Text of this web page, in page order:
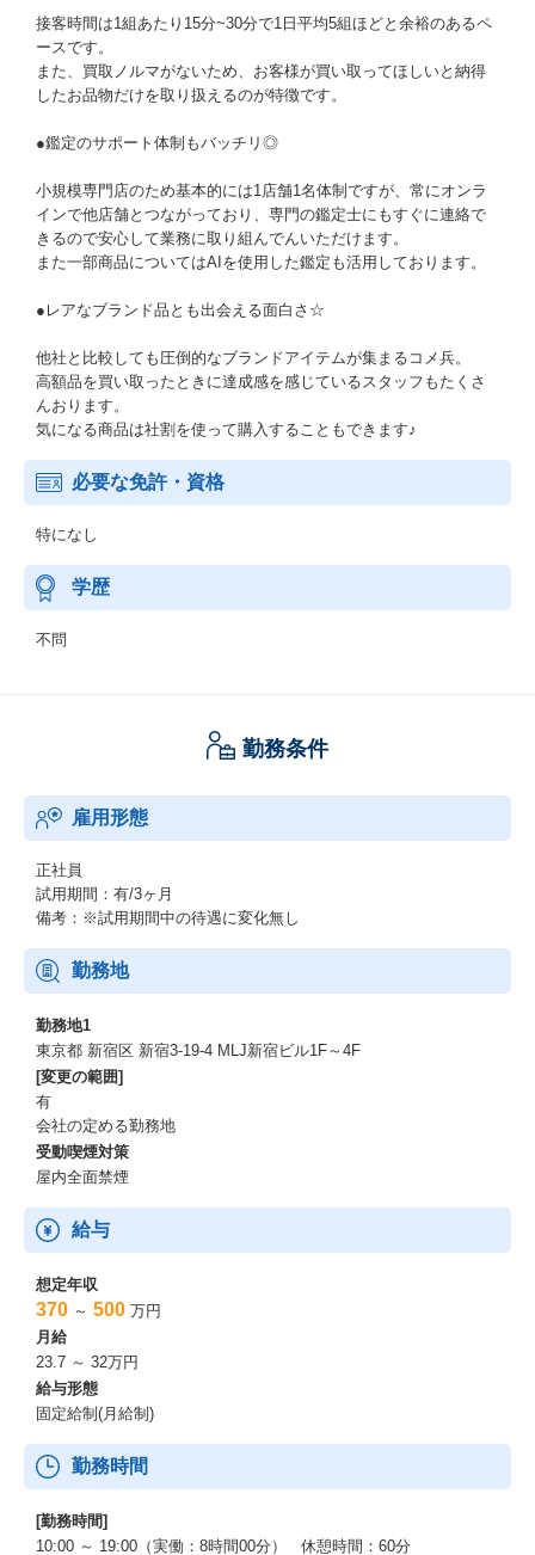
接客時間は1組あたり15分~30分で1日平均5組ほどと余裕のあるペ
ースです。
また、買取ノルマがないため、お客様が買い取ってほしいと納得
したお品物だけを取り扱えるのが特徴です。
●鑑定のサポート体制もバッチリ◎
小規模専門店のため基本的には1店舗1名体制ですが、常にオンラ
インで他店舗とつながっており、専門の鑑定士にもすぐに連絡で
きるので安心して業務に取り組んでんいただけます。
また一部商品についてはAIを使用した鑑定も活用しております。
●レアなブランド品とも出会える面白さ☆
他社と比較しても圧倒的なブランドアイテムが集まるコメ兵。
高額品を買い取ったときに達成感を感じているスタッフもたくさ
んおります。
気になる商品は社割を使って購入することもできます♪
必要な免許・資格
特になし
学歴
不問
勤務条件
雇用形態
正社員
試用期間：有/3ヶ月
備考：※試用期間中の待遇に変化無し
勤務地
勤務地1
東京都 新宿区 新宿3-19-4 MLJ新宿ビル1F～4F
[変更の範囲]
有
会社の定める勤務地
受動喫煙対策
屋内全面禁煙
給与
想定年収
370 ～ 500 万円
月給
23.7 ～ 32万円
給与形態
固定給制(月給制)
勤務時間
[勤務時間]
10:00 ～ 19:00（実働：8時間00分） 休憩時間：60分